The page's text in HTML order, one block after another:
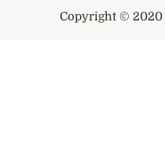
Copyright © 2020